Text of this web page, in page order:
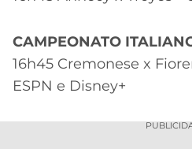
CAMPEONATO
16h45 Cremonese x
ESPN e Disney+